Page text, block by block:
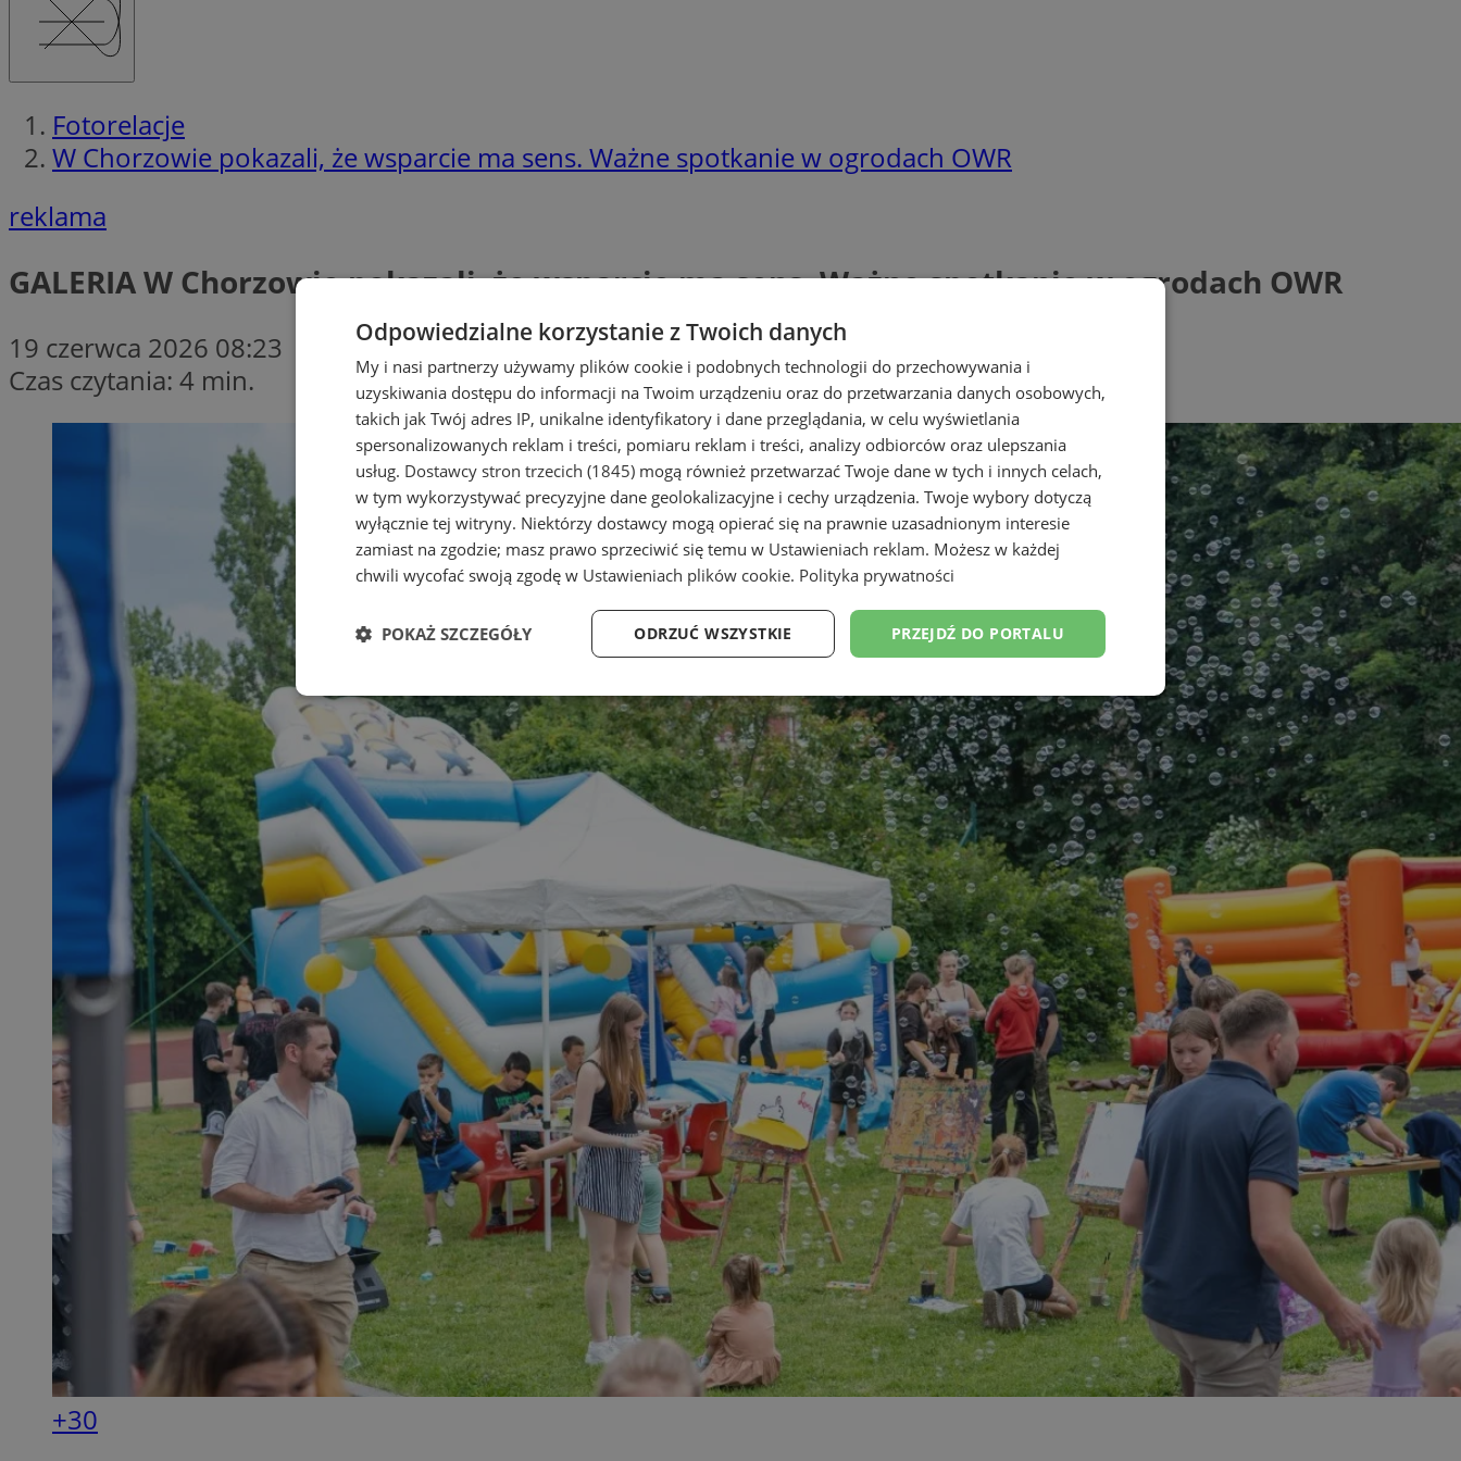
Fotorelacje
W Chorzowie pokazali, że wsparcie ma sens. Ważne spotkanie w ogrodach OWR
reklama
GALERIAW Chorzowie pokazali, że wsparcie ma sens. Ważne spotkanie w ogrodach OWR
19 czerwca 2026 08:23
Czas czytania: 4 min.
+30
Odpowiedzialne korzystanie z Twoich danych
My i nasi partnerzy używamy plików cookie i podobnych technologii do przechowywania i
uzyskiwania dostępu do informacji na Twoim urządzeniu oraz do przetwarzania danych osobowych,
takich jak Twój adres IP, unikalne identyfikatory i dane przeglądania, w celu wyświetlania
spersonalizowanych reklam i treści, pomiaru reklam i treści, analizy odbiorców oraz ulepszania
usług. Dostawcy stron trzecich (1845) mogą również przetwarzać Twoje dane w tych i innych celach,
w tym wykorzystywać precyzyjne dane geolokalizacyjne i cechy urządzenia. Twoje wybory dotyczą
wyłącznie tej witryny. Niektórzy dostawcy mogą opierać się na prawnie uzasadnionym interesie
zamiast na zgodzie; masz prawo sprzeciwić się temu w Ustawieniach reklam. Możesz w każdej
chwili wycofać swoją zgodę w Ustawieniach plików cookie. Polityka prywatności
PRZEJDŹ DO PORTALU
ODRZUĆ WSZYSTKIE
POKAŻ SZCZEGÓŁY
Niezbędne Wydajność Targetowanie Funkcjonalność Niesklasyfikowane
Funkcjonalność Niesklasyfikowane
Niezbędne pliki cookie umożliwiają korzystanie z podstawowych funkcji strony internetowej, takich jak logowanie użytkownika i
zarządzanie kontem. Bez niezbędnych plików cookie nie można prawidłowo korzystać ze strony internetowej.
Nazwa Provider/ Domena
Okres
przechowywania
Opis
QeSessID mojchorzow.pl 1 rok
Ten plik cookie przechowuje identyfikator sesji.
MvSessID
mojchorzow.pl 1 rok
Ten plik cookie przechowuje identyfikator sesji.
mojchorzow.pl 1 rok
Ten plik cookie przechowuje identyfikator sesji.
CookieScriptConsent
CookieScript
mojchorzow.pl
4 tygodnie 2 dni
Ten plik cookie jest używany przez usługę Cookie-
Script.com do zapamiętywania preferencji
dotyczących zgody użytkownika na pliki cookie.
Jest to konieczne, aby baner cookie Cookie-
Script.com działał poprawnie.
__cf_bm
Cloudflare Inc.
.temu.com
29 minut 53
sekundy
Ten plik cookie służy do rozróżniania ludzi i
botów. Jest to korzystne dla strony internetowej,
ponieważ umożliwia tworzenie ważnych raportów
na temat korzystania z jej witryny internetowej.
VISITOR_PRIVACY_METADATA
YouTube
.youtube.com
5 miesięcy 4
tygodnie
Ten plik cookie przechowuje informacje o zgodzie
użytkownika oraz jego preferencjach dotyczących
prywatności podczas korzystania z witryny.
Rejestruje wybory dotyczące polityki prywatności
i ustawień zgody, zapewniając ich przestrzeganie
w kolejnych wizytach. Dzięki temu użytkownik nie
musi ponownie konfigurować swoich preferencji,
co zwiększa wygodę i zgodność z regulacjami
ochrony danych.
Google Privacy Policy